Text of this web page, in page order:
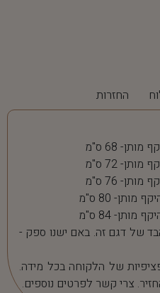
החזרות
הבד של דגם זה. באם ישנו ספק -
של הלקוחה בכל מידה.
צרי קשר לפרטים נוספים.